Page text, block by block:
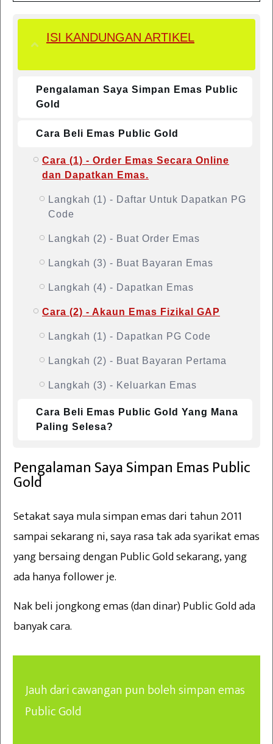
ISI KANDUNGAN ARTIKEL
Pengalaman Saya Simpan Emas Public
Gold
Cara Beli Emas Public Gold
Cara (1) - Order Emas Secara Online
dan Dapatkan Emas.
Langkah (1) - Daftar Untuk Dapatkan PG
Code
Langkah (2) - Buat Order Emas
Langkah (3) - Buat Bayaran Emas
Langkah (4) - Dapatkan Emas
Cara (2) - Akaun Emas Fizikal GAP
Langkah (1) - Dapatkan PG Code
Langkah (2) - Buat Bayaran Pertama
Langkah (3) - Keluarkan Emas
Cara Beli Emas Public Gold Yang Mana
Paling Selesa?
Pengalaman Saya Simpan Emas Public
Gold
Setakat saya mula simpan emas dari tahun 2011
sampai sekarang ni, saya rasa tak ada syarikat emas
yang bersaing dengan Public Gold sekarang, yang
ada hanya follower je.
Nak beli jongkong emas (dan dinar) Public Gold ada
banyak cara.
Jauh dari cawangan pun boleh simpan emas
Public Gold